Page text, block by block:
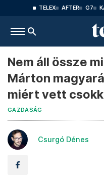
TELEX AFTER G7
Nem áll össze
Márton
miért vett
GAZDASÁG
Csurgó Dénes